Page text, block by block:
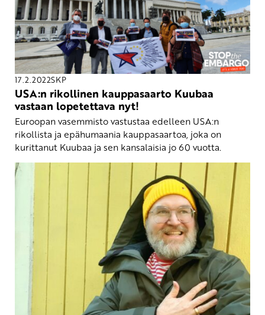
17.2.2022SKP
USA:n rikollinen kauppasaarto Kuubaa
vastaan lopetettava nyt!
Euroopan vasemmisto vastustaa edelleen USA:n
rikollista ja epähumaania kauppasaartoa, joka on
kurittanut Kuubaa ja sen kansalaisia jo 60 vuotta.